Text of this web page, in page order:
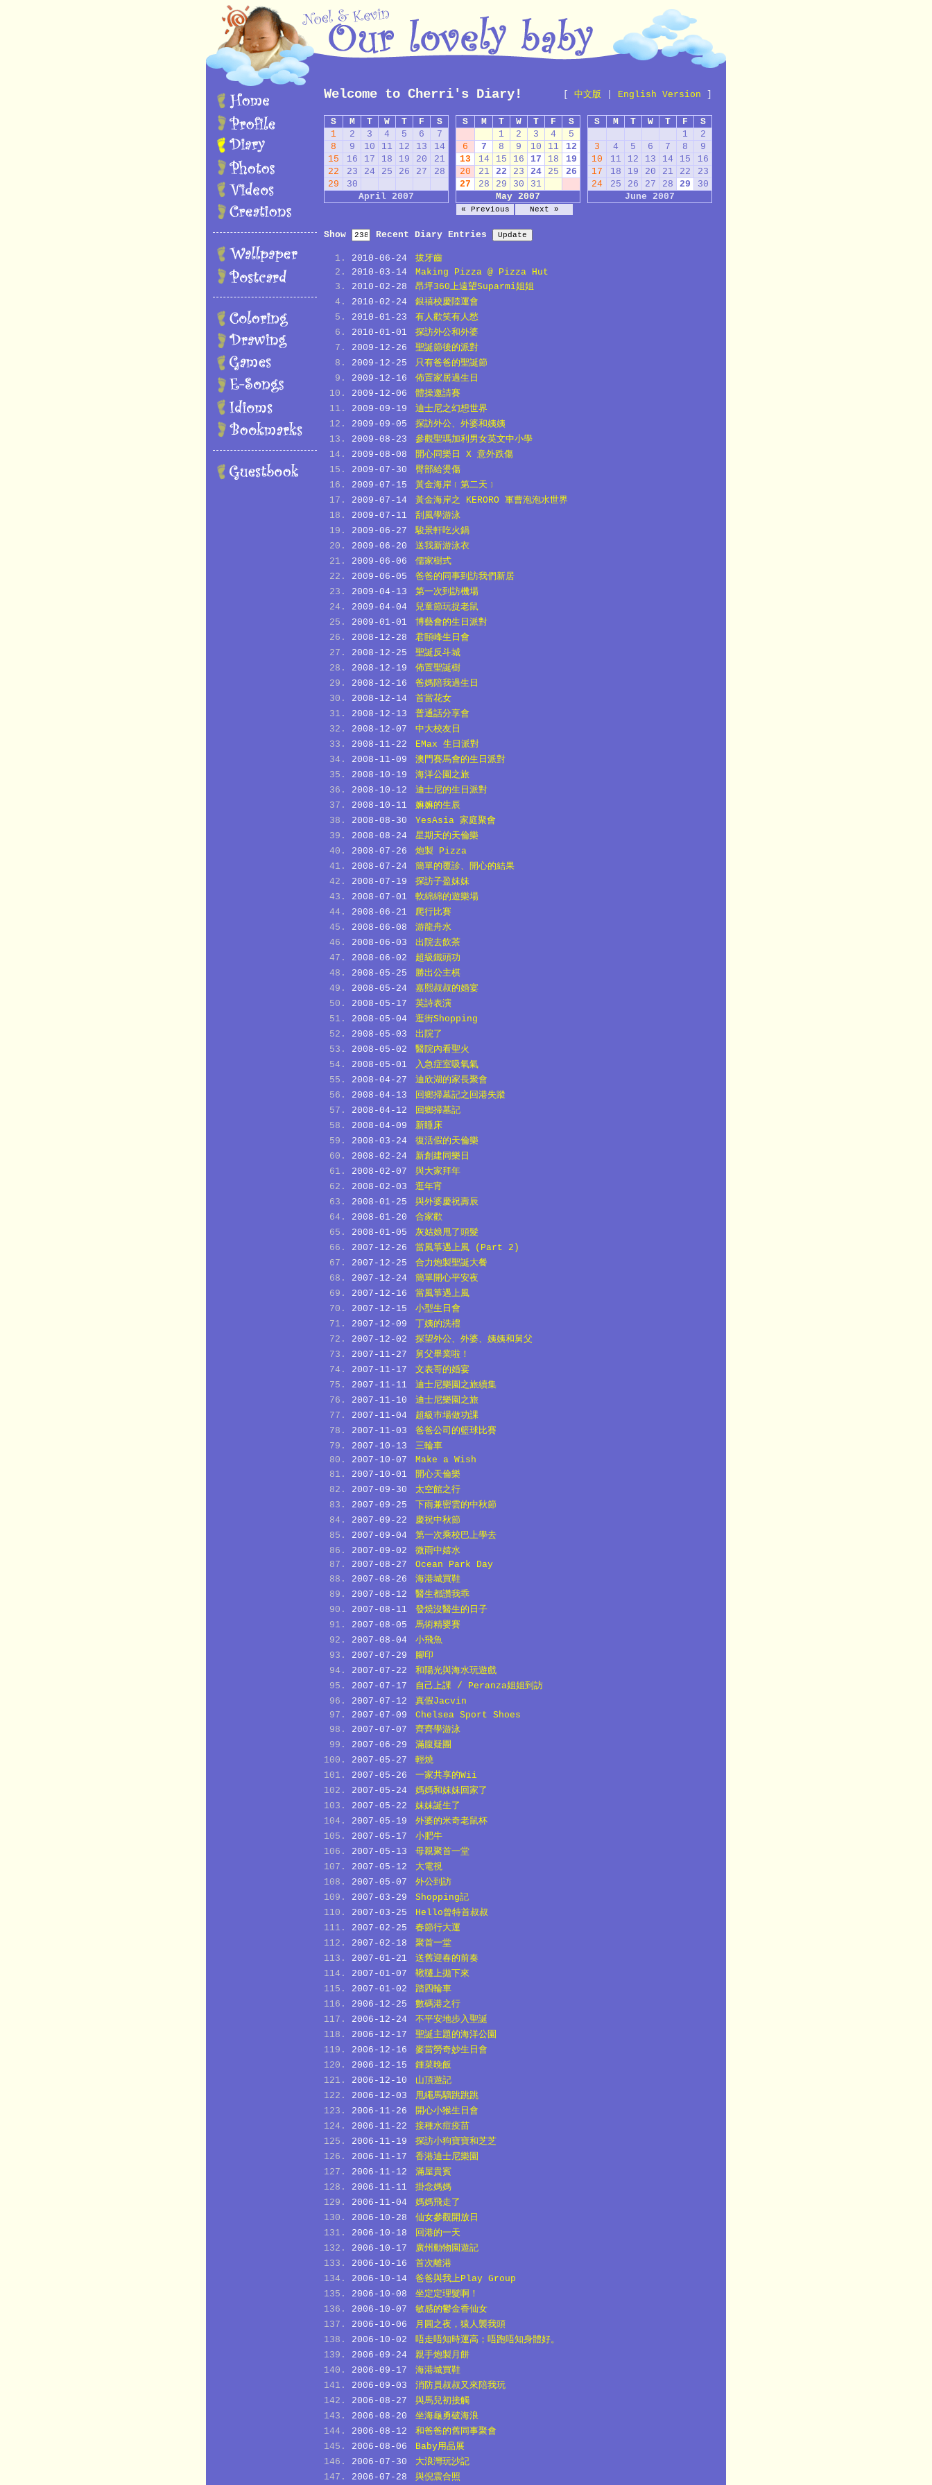
中文版 English Version
Welcome to Cherri's Diary!
S M T W T F
S
1
2 3 4 5 6
7
8
9 10 11 12 13
14
15
16 17 18 19 20
21
22
23 24 25 26 27
28
29
30
April 2007
S M T W T F
S
1
2
3
4 5 6 7 8
9
10
11 12 13 14 15
16
17
18 19 20 21 22
23
24
25 26 27 28 29
30
June 2007
S M T W T F
S
1
2 3 4
5
6
7 8 9 10 11
12
13
14 15 16 17 18
19
20
21 22 23 24 25
26
27
28 29 30
31
May 2007
« Previous Next »
Show Recent Diary Entries
2010-06-24
拔牙齒
2010-03-14
Making Pizza @ Pizza Hut
2010-02-28
昂坪360上遠望Suparmi姐姐
2010-02-24
銀禧校慶陸運會
2010-01-23
有人歡笑有人愁
2010-01-01
探訪外公和外婆
2009-12-26
聖誕節後的派對
2009-12-25
只有爸爸的聖誕節
2009-12-16
佈置家居過生日
2009-12-06
體操邀請賽
2009-09-19
迪士尼之幻想世界
2009-09-05
探訪外公、外婆和姨姨
2009-08-23
參觀聖瑪加利男女英文中小學
2009-08-08
開心同樂日 X 意外跌傷
2009-07-30
臀部給燙傷
2009-07-15
黃金海岸﹝第二天﹞
2009-07-14
黃金海岸之 KERORO 軍曹泡泡水世界
2009-07-11
刮風學游泳
2009-06-27
駿景軒吃火鍋
2009-06-20
送我新游泳衣
2009-06-06
儒家樹式
2009-06-05
爸爸的同事到訪我們新居
2009-04-13
第一次到訪機場
2009-04-04
兒童節玩捉老鼠
2009-01-01
博藝會的生日派對
2008-12-28
君頤峰生日會
2008-12-25
聖誕反斗城
2008-12-19
佈置聖誕樹
2008-12-16
爸媽陪我過生日
2008-12-14
首當花女
2008-12-13
普通話分享會
2008-12-07
中大校友日
2008-11-22
EMax 生日派對
2008-11-09
澳門賽馬會的生日派對
2008-10-19
海洋公園之旅
2008-10-12
迪士尼的生日派對
2008-10-11
嫲嫲的生辰
2008-08-30
YesAsia 家庭聚會
2008-08-24
星期天的天倫樂
2008-07-26
炮製 Pizza
2008-07-24
簡單的覆診、開心的結果
2008-07-19
探訪子盈妹妹
2008-07-01
軟綿綿的遊樂場
2008-06-21
爬行比賽
2008-06-08
游龍舟水
2008-06-03
出院去飲茶
2008-06-02
超級鐵頭功
2008-05-25
勝出公主棋
2008-05-24
嘉熙叔叔的婚宴
2008-05-17
英詩表演
2008-05-04
逛街Shopping
2008-05-03
出院了
2008-05-02
醫院內看聖火
2008-05-01
入急症室吸氧氣
2008-04-27
迪欣湖的家長聚會
2008-04-13
回鄉掃墓記之回港失蹤
2008-04-12
回鄉掃墓記
2008-04-09
新睡床
2008-03-24
復活假的天倫樂
2008-02-24
新創建同樂日
2008-02-07
與大家拜年
2008-02-03
逛年宵
2008-01-25
與外婆慶祝壽辰
2008-01-20
合家歡
2008-01-05
灰姑娘甩了頭髮
2007-12-26
當風箏遇上風 (Part 2)
2007-12-25
合力炮製聖誕大餐
2007-12-24
簡單開心平安夜
2007-12-16
當風箏遇上風
2007-12-15
小型生日會
2007-12-09
丁姨的洗禮
2007-12-02
探望外公、外婆、姨姨和舅父
2007-11-27
舅父畢業啦！
2007-11-17
文表哥的婚宴
2007-11-11
迪士尼樂園之旅續集
2007-11-10
迪士尼樂園之旅
2007-11-04
超級巿場做功課
2007-11-03
爸爸公司的籃球比賽
2007-10-13
三輪車
2007-10-07
Make a Wish
2007-10-01
開心天倫樂
2007-09-30
太空館之行
2007-09-25
下雨兼密雲的中秋節
2007-09-22
慶祝中秋節
2007-09-04
第一次乘校巴上學去
2007-09-02
微雨中嬉水
2007-08-27
Ocean Park Day
2007-08-26
海港城買鞋
2007-08-12
醫生都讚我乖
2007-08-11
發燒沒醫生的日子
2007-08-05
馬術精嬰賽
2007-08-04
小飛魚
2007-07-29
腳印
2007-07-22
和陽光與海水玩遊戲
2007-07-17
自己上課 / Peranza姐姐到訪
2007-07-12
真假Jacvin
2007-07-09
Chelsea Sport Shoes
2007-07-07
齊齊學游泳
2007-06-29
滿腹疑團
2007-05-27
輕燒
2007-05-26
一家共享的Wii
2007-05-24
媽媽和妹妹回家了
2007-05-22
妹妹誕生了
2007-05-19
外婆的米奇老鼠杯
2007-05-17
小肥牛
2007-05-13
母親聚首一堂
2007-05-12
大電視
2007-05-07
外公到訪
2007-03-29
Shopping記
2007-03-25
Hello曾特首叔叔
2007-02-25
春節行大運
2007-02-18
聚首一堂
2007-01-21
送舊迎春的前奏
2007-01-07
鞦韆上拋下來
2007-01-02
踏四輪車
2006-12-25
數碼港之行
2006-12-24
不平安地步入聖誕
2006-12-17
聖誕主題的海洋公園
2006-12-16
麥當勞奇妙生日會
2006-12-15
鍾菜晚飯
2006-12-10
山頂遊記
2006-12-03
甩繩馬騮跳跳跳
2006-11-26
開心小猴生日會
2006-11-22
接種水痘疫苗
2006-11-19
探訪小狗寶寶和芝芝
2006-11-17
香港迪士尼樂園
2006-11-12
滿屋貴賓
2006-11-11
掛念媽媽
2006-11-04
媽媽飛走了
2006-10-28
仙女參觀開放日
2006-10-18
回港的一天
2006-10-17
廣州動物園遊記
2006-10-16
首次離港
2006-10-14
爸爸與我上Play Group
2006-10-08
坐定定理髮啊！
2006-10-07
敏感的鬱金香仙女
2006-10-06
月圓之夜，猿人襲我頭
2006-10-02
唔走唔知時運高；唔跑唔知身體好。
2006-09-24
親手炮製月餅
2006-09-17
海港城買鞋
2006-09-03
消防員叔叔又來陪我玩
2006-08-27
與馬兒初接觸
2006-08-20
坐海龜勇破海浪
2006-08-12
和爸爸的舊同事聚會
2006-08-06
Baby用品展
2006-07-30
大浪灣玩沙記
2006-07-28
與倪震合照